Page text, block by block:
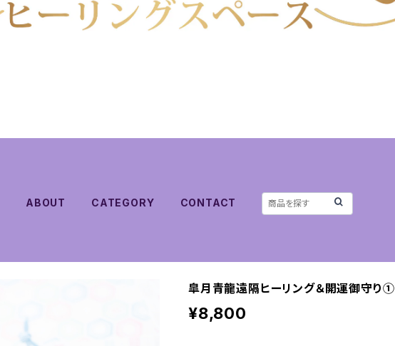
ABOUT CATEGORY CONTACT
皐月青龍遠隔ヒーリング＆開運御守り①
¥8,800